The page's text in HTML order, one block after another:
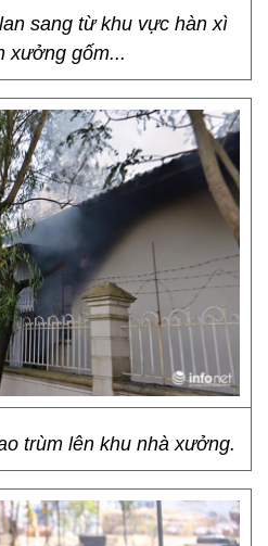
sang từ khu vực hàn xì
xưởng gốm...
trùm lên khu nhà xưởng.